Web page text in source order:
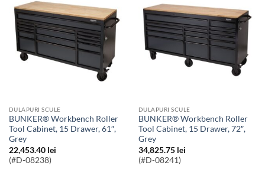
DULAPURI SCULE
BUNKER® Workbench Roller
Tool Cabinet, 15 Drawer, 61″,
Grey
22,453.40 lei
(#D-08238)
DULAPURI SCULE
BUNKER® Workbench Roller
Tool Cabinet, 15 Drawer, 72″,
Grey
34,825.75 lei
(#D-08241)